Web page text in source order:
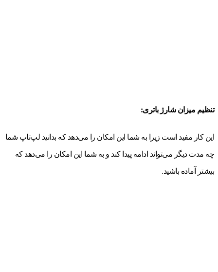
تنظیم میزان شارژ باتری:
این کار مفید است زیرا به شما این امکان را می‌دهد که بدانید لپ‌تاپ شما
چه مدت دیگر می‌تواند ادامه پیدا کند و به شما این امکان را می‌دهد که
بیشتر آماده باشید.